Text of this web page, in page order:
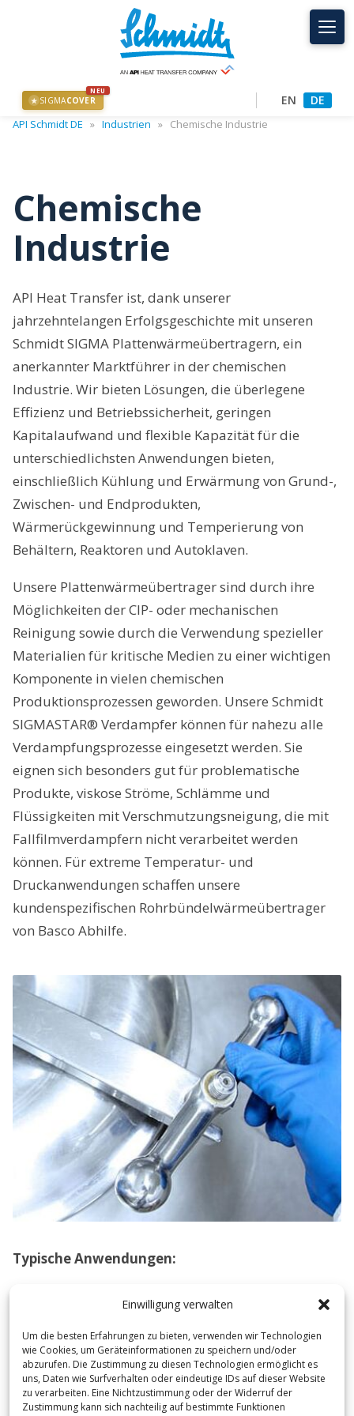
Einwilligung verwalten
Um die besten Erfahrungen zu bieten, verwenden wir Technologien
wie Cookies, um Geräteinformationen zu speichern und/oder
abzurufen. Die Zustimmung zu diesen Technologien ermöglicht es
uns, Daten wie Surfverhalten oder eindeutige IDs auf dieser Website
zu verarbeiten. Eine Nichtzustimmung oder der Widerruf der
Zustimmung kann sich nachteilig auf bestimmte Funktionen
★ SIGMACOVER
NEU
EN DE
API Schmidt DE » Industrien » Chemische Industrie
Chemische
Industrie
API Heat Transfer ist, dank unserer
jahrzehntelangen Erfolgsgeschichte mit unseren
Schmidt SIGMA Plattenwärmeübertragern, ein
anerkannter Marktführer in der chemischen
Industrie. Wir bieten Lösungen, die überlegene
Effizienz und Betriebssicherheit, geringen
Kapitalaufwand und flexible Kapazität für die
unterschiedlichsten Anwendungen bieten,
einschließlich Kühlung und Erwärmung von Grund-,
Zwischen- und Endprodukten,
Wärmerückgewinnung und Temperierung von
Behältern, Reaktoren und Autoklaven.
Unsere Plattenwärmeübertrager sind durch ihre
Möglichkeiten der CIP- oder mechanischen
Reinigung sowie durch die Verwendung spezieller
Materialien für kritische Medien zu einer wichtigen
Komponente in vielen chemischen
Produktionsprozessen geworden. Unsere Schmidt
SIGMASTAR® Verdampfer können für nahezu alle
Verdampfungsprozesse eingesetzt werden. Sie
eignen sich besonders gut für problematische
Produkte, viskose Ströme, Schlämme und
Flüssigkeiten mit Verschmutzungsneigung, die mit
Fallfilmverdampfern nicht verarbeitet werden
können. Für extreme Temperatur- und
Druckanwendungen schaffen unsere
kundenspezifischen Rohrbündelwärmeübertrager
von Basco Abhilfe.
Typische Anwendungen:
Mehrstoffgemischen
Kühlen und Heizen bei extremen Temperaturen
und Drücken
Kühlen und Erwärmen von Säuren und Laugen
Kühlen und Erwärmen von pumpfähigen